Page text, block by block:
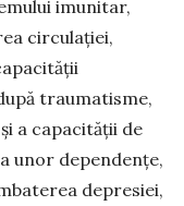
imu­nitar,
circulației,
traumatisme,
a capacității de
unor de­pen­dențe,
depresiei,